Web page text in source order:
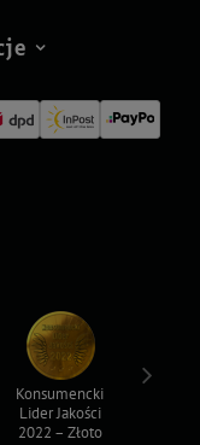
Konsumencki
Lider Jakości
2022 – Złoto